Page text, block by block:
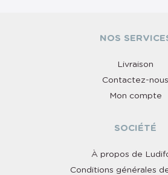
NOS
Livraison
Contactez-nous
Mon compte
SOCIÉTÉ
À propos de
Conditions générales